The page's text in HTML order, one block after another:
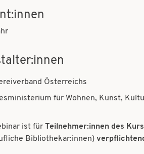
Österreichs
für Wohnen, Kunst,
ist für Teilnehmer:innen des
Bibliothekar:innen)